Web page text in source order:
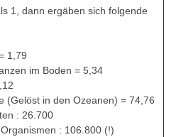
1, dann ergäben sich folgende
1,79
im Boden = 5,34
(Gelöst in den Ozeanen) = 74,76
: 26.700
: 106.800 (!)